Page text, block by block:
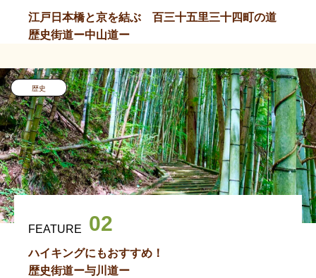
江戸日本橋と京を結ぶ 百三十五里三十四町の道
歴史街道ー中山道ー
歴史
FEATURE 02
ハイキングにもおすすめ！
歴史街道ー与川道ー